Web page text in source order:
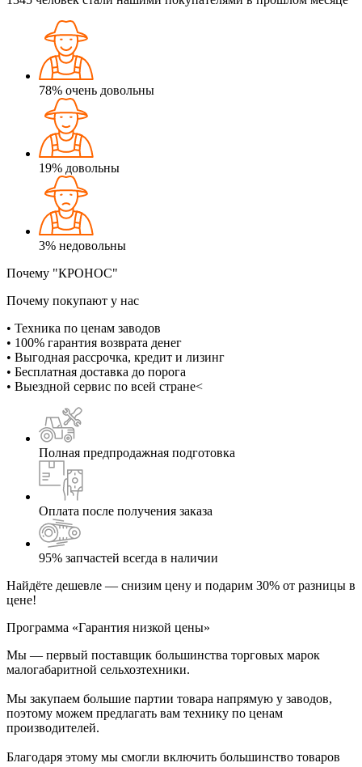
78% очень довольны
19% довольны
3% недовольны
Почему "КРОНОС"
Почему покупают у нас
• Техника по ценам заводов
• 100% гарантия возврата денег
• Выгодная рассрочка, кредит и лизинг
• Бесплатная доставка до порога
• Выездной сервис по всей стране<
Полная предпродажная подготовка
Оплата после получения заказа
95% запчастей всегда в наличии
Найдёте дешевле — снизим цену и подарим 30% от разницы в
цене!
Программа «Гарантия низкой цены»
Мы — первый поставщик большинства торговых марок
малогабаритной сельхозтехники.
Мы закупаем большие партии товара напрямую у заводов,
поэтому можем предлагать вам технику по ценам
производителей.
Благодаря этому мы смогли включить большинство товаров